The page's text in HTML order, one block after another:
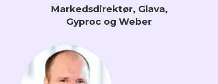
Markedsdirektør, Glava,
Gyproc og Weber